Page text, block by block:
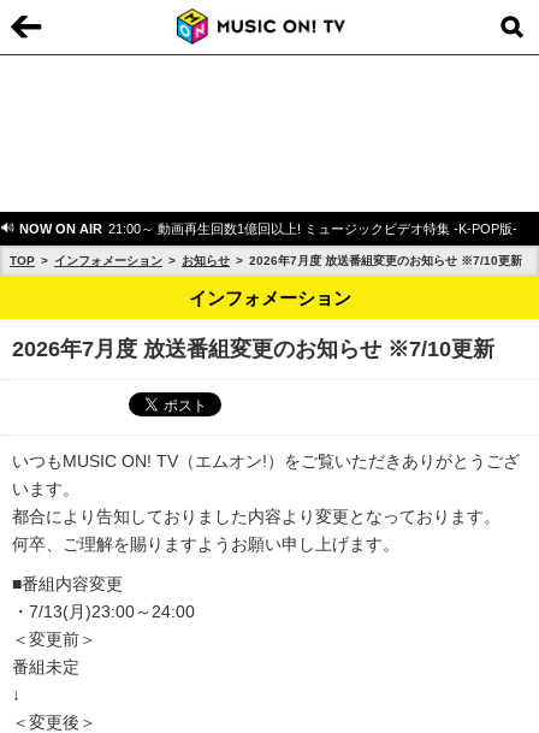
NOW ON AIR 21:00～ 動画再生回数1億回以上! ミュージックビデオ特集 -K-POP版-
TOP インフォメーション お知らせ 2026年7月度 放送番組変更のお知らせ ※7/10更新
インフォメーション
2026年7月度 放送番組変更のお知らせ ※7/10更新
いつもMUSIC ON! TV（エムオン!）をご覧いただきありがとうござ
います。
都合により告知しておりました内容より変更となっております。
何卒、ご理解を賜りますようお願い申し上げます。
■番組内容変更
・7/13(月)23:00～24:00
＜変更前＞
番組未定
↓
＜変更後＞